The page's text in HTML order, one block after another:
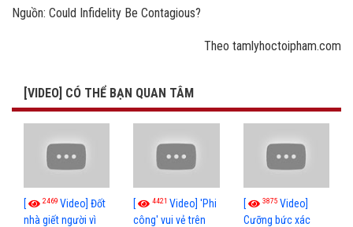
Nguồn: Could Infidelity Be Contagious?
Theo tamlyhoctoipham.com
[VIDEO] CÓ THỂ BẠN QUAN TÂM
[ 2469 Video] Đốt
nhà giết người vì
[ 4421Video] 'Phi
công' vui vẻ trên
[ 3875 Video]
Cưỡng bức xác